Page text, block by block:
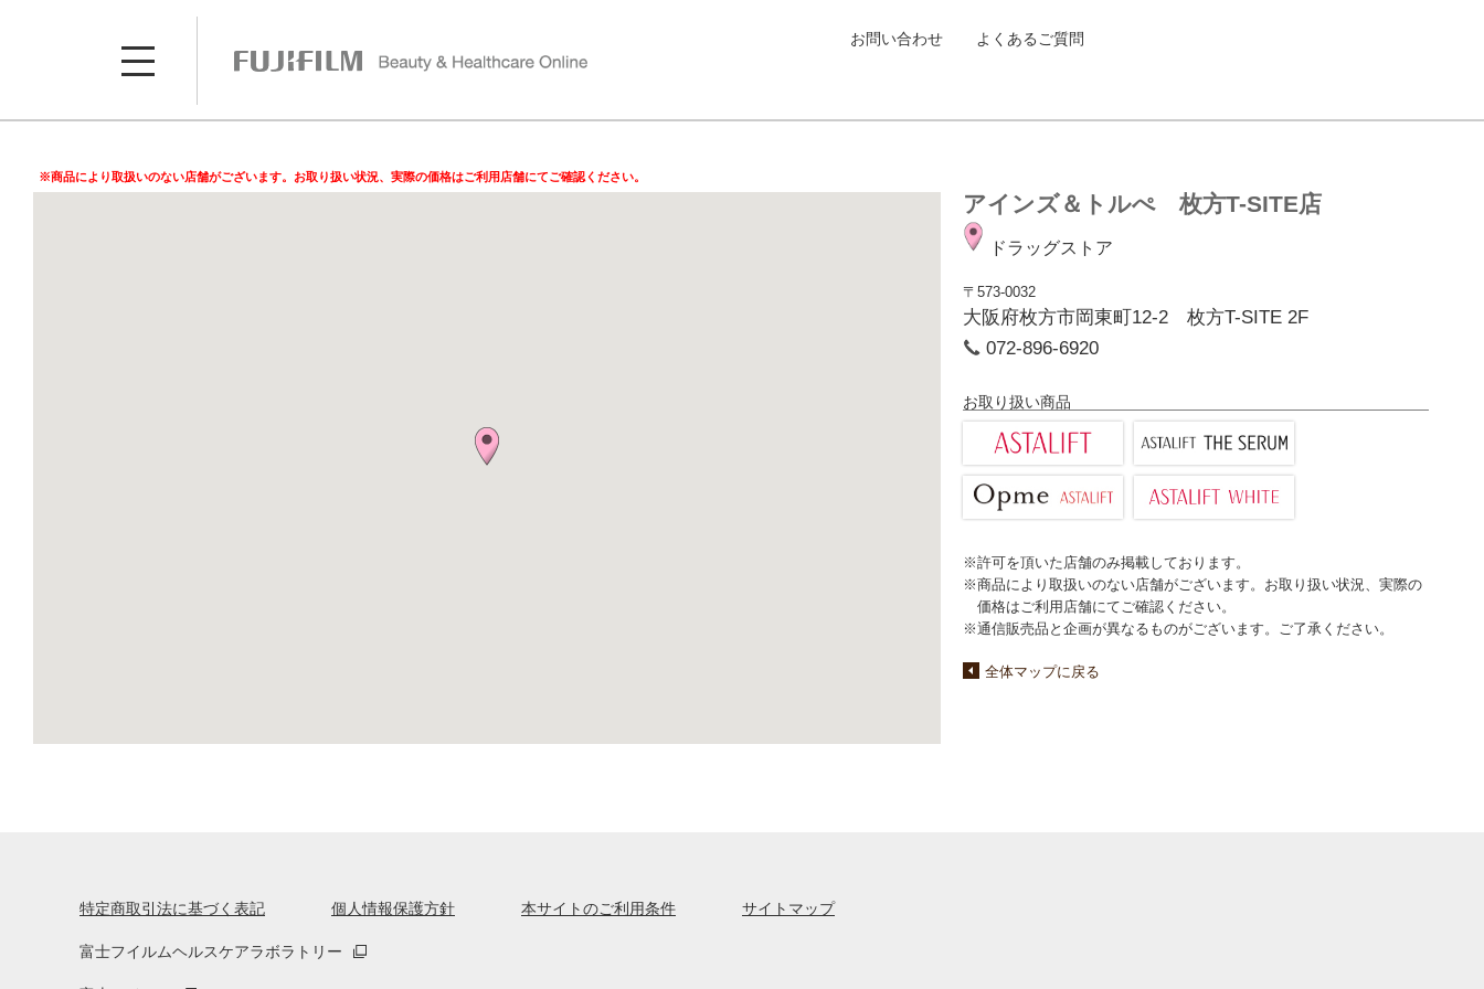
お問い合わせ よくあるご質問
※商品により取扱いのない店舗がございます。お取り扱い状況、実際の価格はご利用店舗にてご確認ください。
アインズ＆トルぺ 枚方T-SITE店
ドラッグストア
〒573-0032
大阪府枚方市岡東町12-2 枚方T-SITE 2F
072-896-6920
お取り扱い商品
※許可を頂いた店舗のみ掲載しております。
※商品により取扱いのない店舗がございます。お取り扱い状況、実際の
価格はご利用店舗にてご確認ください。
※通信販売品と企画が異なるものがございます。ご了承ください。
全体マップに戻る
特定商取引法に基づく表記 個人情報保護方針 本サイトのご利用条件 サイトマップ
富士フイルムヘルスケアラボラトリー